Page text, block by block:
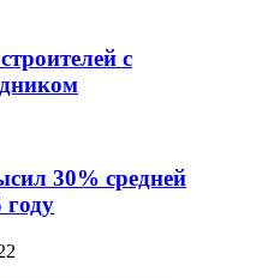
с
30% средней
году